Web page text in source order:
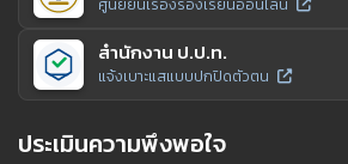
ศูนย์ยื่นเรื่องร้องเรียนออนไลน์
สำนักงาน ป.ป.ท.
แจ้งเบาะแสแบบปกปิดตัวตน
ประเมินความพึงพอใจ